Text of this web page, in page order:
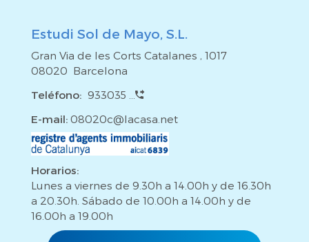
Estudi Sol de Mayo, S.L.
Gran Via de les Corts Catalanes , 1017
08020 Barcelona
Teléfono: 933035 ...
E-mail: 08020c@lacasa.net
Horarios:
Lunes a viernes de 9.30h a 14.00h y de 16.30h
a 20.30h. Sábado de 10.00h a 14.00h y de
16.00h a 19.00h